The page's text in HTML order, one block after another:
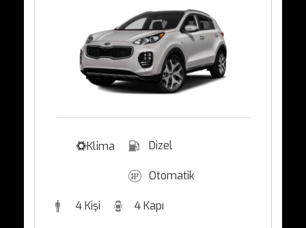
Klima Dizel
Otomatik
4 Kişi 4 Kapı